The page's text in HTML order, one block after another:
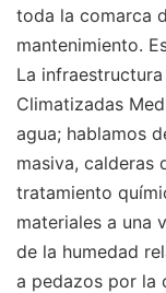
toda la comarca
mantenimiento.
La
Climatizadas
agua; hablamos
masiva, calderas
tratamiento
materiales a una
de la humedad
a pedazos por la